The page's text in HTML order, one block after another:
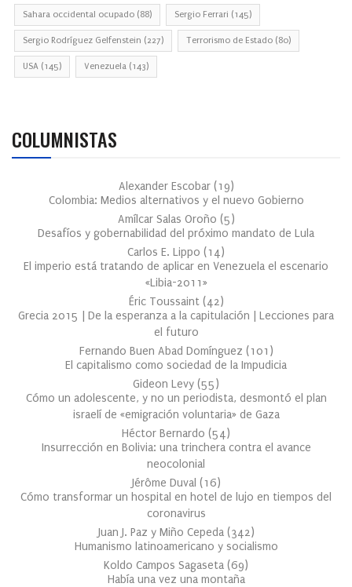
Sahara occidental ocupado (88) Sergio Ferrari (145)
Sergio Rodríguez Gelfenstein (227) Terrorismo de Estado (80)
USA (145) Venezuela (143)
COLUMNISTAS
Alexander Escobar (19)
Colombia: Medios alternativos y el nuevo Gobierno
Amílcar Salas Oroño (5)
Desafíos y gobernabilidad del próximo mandato de Lula
Carlos E. Lippo (14)
El imperio está tratando de aplicar en Venezuela el escenario
«Libia-2011»
Éric Toussaint (42)
Grecia 2015 | De la esperanza a la capitulación | Lecciones para
el futuro
Fernando Buen Abad Domínguez (101 )
El capitalismo como sociedad de la Impudicia
Gideon Levy (55)
Cómo un adolescente, y no un periodista, desmontó el plan
israelí de «emigración voluntaria» de Gaza
Héctor Bernardo (54)
Insurrección en Bolivia: una trinchera contra el avance
neocolonial
Jérôme Duval (16)
Cómo transformar un hospital en hotel de lujo en tiempos del
coronavirus
Juan J. Paz y Miño Cepeda (342)
Humanismo latinoamericano y socialismo
Koldo Campos Sagaseta (69)
Había una vez una montaña